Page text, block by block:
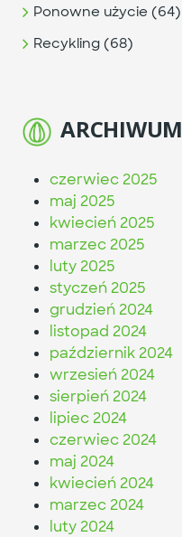
Ponowne użycie (64)
Recykling (68)
ARCHIWUM
czerwiec 2025
maj 2025
kwiecień 2025
marzec 2025
luty 2025
styczeń 2025
grudzień 2024
listopad 2024
październik 2024
wrzesień 2024
sierpień 2024
lipiec 2024
czerwiec 2024
maj 2024
kwiecień 2024
marzec 2024
luty 2024